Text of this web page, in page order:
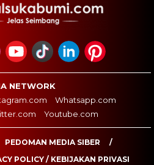
NETWORK
Whatsapp.com
Youtube.com
PEDOMAN MEDIA SIBER
POLICY / KEBIJAKAN PRIVASI